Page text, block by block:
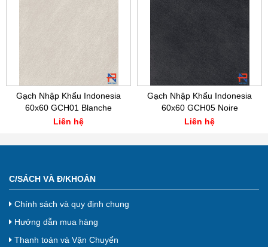
Gạch Nhập Khẩu Indonesia
60x60 GCH01 Blanche
Liên hệ
Gạch Nhập Khẩu Indonesia
60x60 GCH05 Noire
Liên hệ
C/SÁCH VÀ Đ/KHOẢN
Chính sách và quy định chung
Hướng dẫn mua hàng
Thanh toán và Vận Chuyển